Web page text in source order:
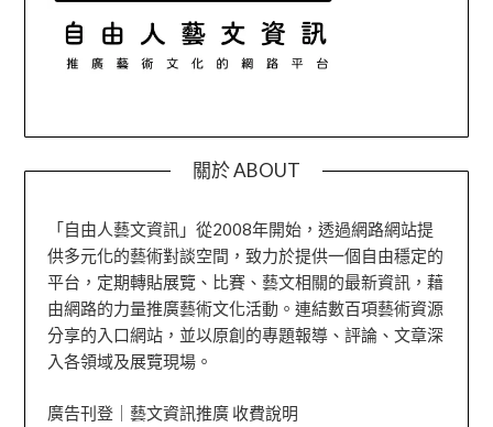
關於 ABOUT
「自由人藝文資訊」從2008年開始，透過網路網站提
供多元化的藝術對談空間，致力於提供一個自由穩定的
平台，定期轉貼展覽、比賽、藝文相關的最新資訊，藉
由網路的力量推廣藝術文化活動。連結數百項藝術資源
分享的入口網站，並以原創的專題報導、評論、文章深
入各領域及展覽現場。
廣告刊登｜藝文資訊推廣 收費說明